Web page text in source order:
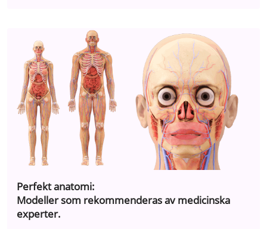
Perfekt anatomi:
Modeller som rekommenderas av medicinska
experter.